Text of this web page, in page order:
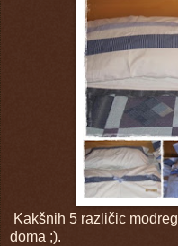
Kakšnih 5 različic
doma ;).